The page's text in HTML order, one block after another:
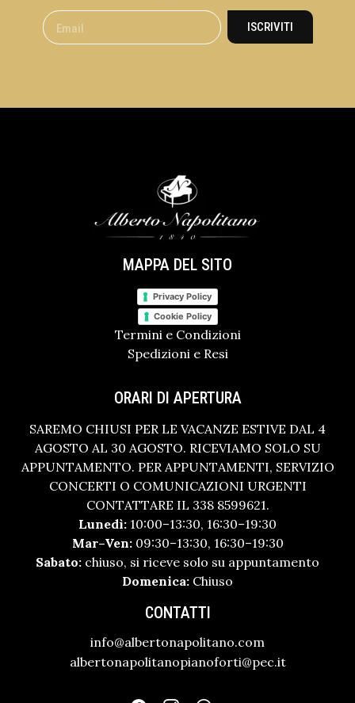
ISCRIVITI
MAPPA DEL SITO
Privacy Policy
Cookie Policy
Termini e Condizioni
Spedizioni e Resi
ORARI DI APERTURA
SAREMO CHIUSI PER LE VACANZE ESTIVE DAL 4
AGOSTO AL 30 AGOSTO. RICEVIAMO SOLO SU
APPUNTAMENTO. PER APPUNTAMENTI, SERVIZIO
CONCERTI O COMUNICAZIONI URGENTI
CONTATTARE IL 338 8599621.
Lunedì: 10:00–13:30, 16:30–19:30
Mar–Ven:09:30–13:30, 16:30–19:30
Sabato: chiuso, si riceve solo su appuntamento
Domenica: Chiuso
CONTATTI
info@albertonapolitano.com
albertonapolitanopianoforti@pec.it